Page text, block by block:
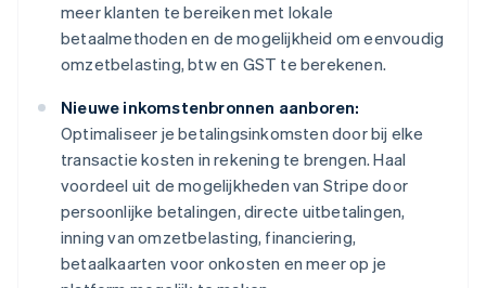
meer klanten te bereiken met lokale
betaalmethoden en de mogelijkheid om eenvoudig
omzetbelasting, btw en GST te berekenen.
Nieuwe inkomstenbronnen aanboren:
Optimaliseer je betalingsinkomsten door bij elke
transactie kosten in rekening te brengen. Haal
voordeel uit de mogelijkheden van Stripe door
persoonlijke betalingen, directe uitbetalingen,
inning van omzetbelasting, financiering,
betaalkaarten voor onkosten en meer op je